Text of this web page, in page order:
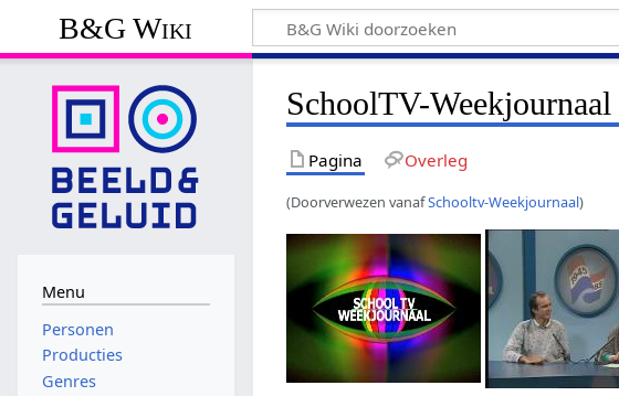
B&G Wiki
SchoolTV-Weekjournaal
Pagina Overleg
(Doorverwezen vanafSchooltv-Weekjournaal)
Menu
Personen
Producties
Genres